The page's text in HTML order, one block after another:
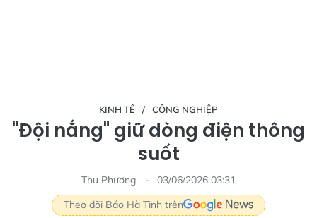
KINH TẾ CÔNG NGHIỆP
"Đội nắng" giữ dòng điện thông
suốt
Thu Phương
03/06/2026 03:31
Theo dõi Báo Hà Tĩnh trên